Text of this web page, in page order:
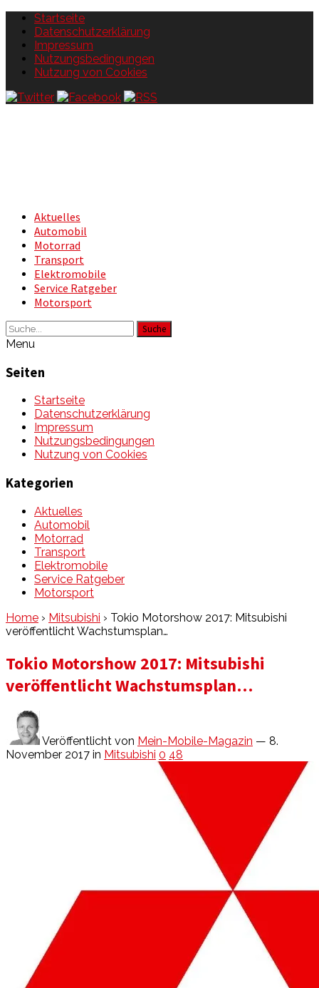
Startseite
Datenschutzerklärung
Impressum
Nutzungsbedingungen
Nutzung von Cookies
Aktuelles
Automobil
Motorrad
Transport
Elektromobile
Service Ratgeber
Motorsport
Suche
Menu
Seiten
Startseite
Datenschutzerklärung
Impressum
Nutzungsbedingungen
Nutzung von Cookies
Kategorien
Aktuelles
Automobil
Motorrad
Transport
Elektromobile
Service Ratgeber
Motorsport
Home › Mitsubishi › Tokio Motorshow 2017: Mitsubishi
veröffentlicht Wachstumsplan…
Tokio Motorshow 2017: Mitsubishi
veröffentlicht Wachstumsplan…
Veröffentlicht von Mein-Mobile-Magazin — 8.
November 2017 in Mitsubishi 0 48